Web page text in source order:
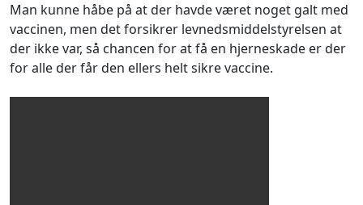
Man kunne håbe på at der havde været noget galt med
vaccinen, men det forsikrer levnedsmiddelstyrelsen at
der ikke var, så chancen for at få en hjerneskade er der
for alle der får den ellers helt sikre vaccine.